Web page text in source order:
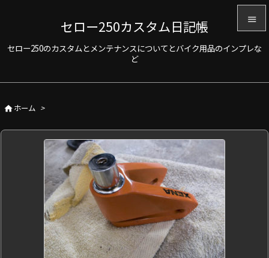
セロー250カスタム日記帳
セロー250のカスタムとメンテナンスについてとバイク用品のインプレな
ど


ホーム >